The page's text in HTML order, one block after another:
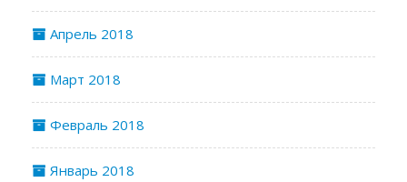
Апрель 2018
Март 2018
Февраль 2018
Январь 2018